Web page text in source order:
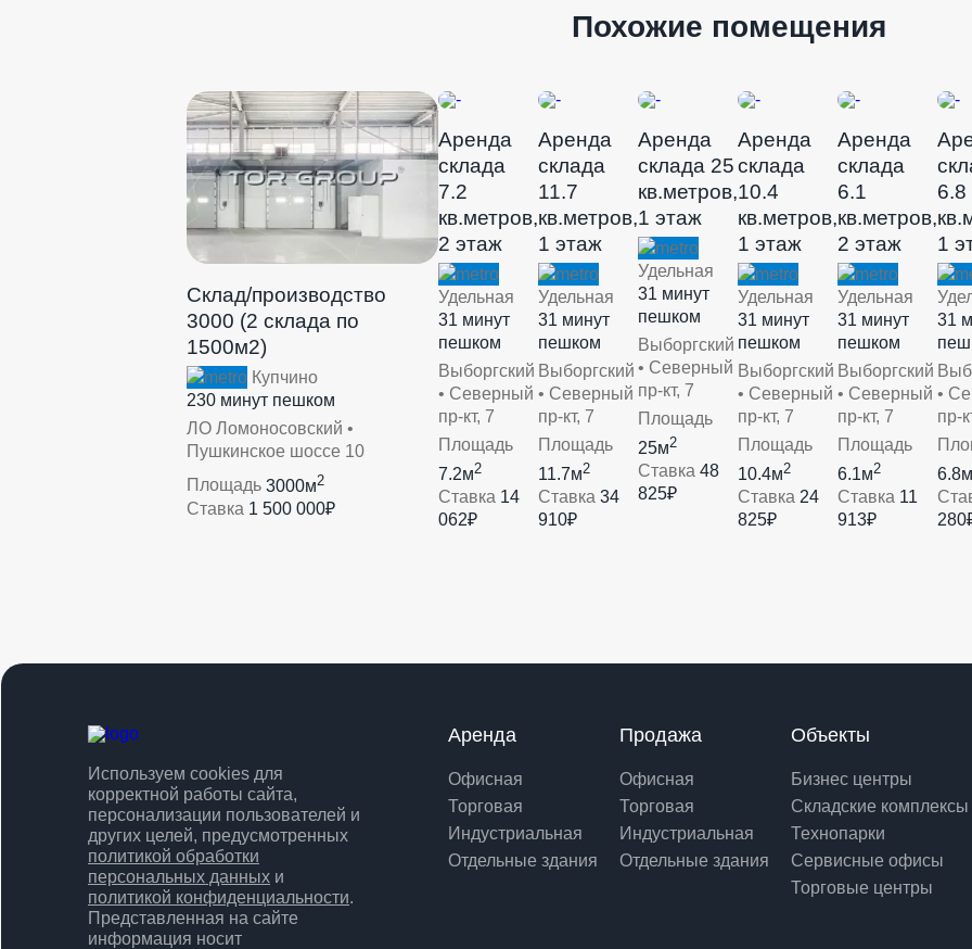
Похожие помещения
Склад/производство
3000 (2 склада по
1500м2)
Купчино
230 минут пешком
ЛО Ломоносовский •
Пушкинское шоссе 10
Площадь 3000м2
Ставка 1 500 000₽
Аренда
склада
7.2
кв.метров,
2 этаж
Удельная
31 минут
пешком
Выборгский
• Северный
пр-кт, 7
Площадь
7.2м2
Ставка 14
062₽
Аренда
склада
11.7
кв.метров,
1 этаж
Удельная
31 минут
пешком
Выборгский
• Северный
пр-кт, 7
Площадь
11.7м2
Ставка 34
910₽
Аренда
склада 25
кв.метров,
1 этаж
Удельная
31 минут
пешком
Выборгский
• Северный
пр-кт, 7
Площадь
25м2
Ставка 48
825₽
Аренда
склада
10.4
кв.метров,
1 этаж
Удельная
31 минут
пешком
Выборгский
• Северный
пр-кт, 7
Площадь
10.4м2
Ставка 24
825₽
Аренда
склада
6.1
кв.метров,
2 этаж
Удельная
31 минут
пешком
Выборгский
• Северный
пр-кт, 7
Площадь
6.1м2
Ставка 11
913₽
6.8
1
31
•
пр-
6.8м
Используем cookies для
корректной работы сайта,
персонализации пользователей и
других целей, предусмотренных
политикой обработки
персональных данных и
политикой конфиденциальности.
Представленная на сайте
информация носит
Аренда
Офисная
Торговая
Индустриальная
Отдельные здания
Продажа
Офисная
Торговая
Индустриальная
Отдельные здания
Объекты
Бизнес центры
Складские комплексы
Технопарки
Сервисные офисы
Торговые центры